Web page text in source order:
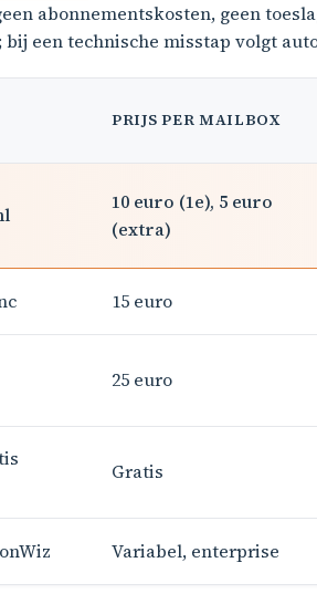
abonnementskosten, geen
bij een technische misstap volgt
PRIJS PER MAILBOX
10 euro (1e), 5 euro
(extra)
15 euro
25 euro
Gratis
Variabel, enterprise